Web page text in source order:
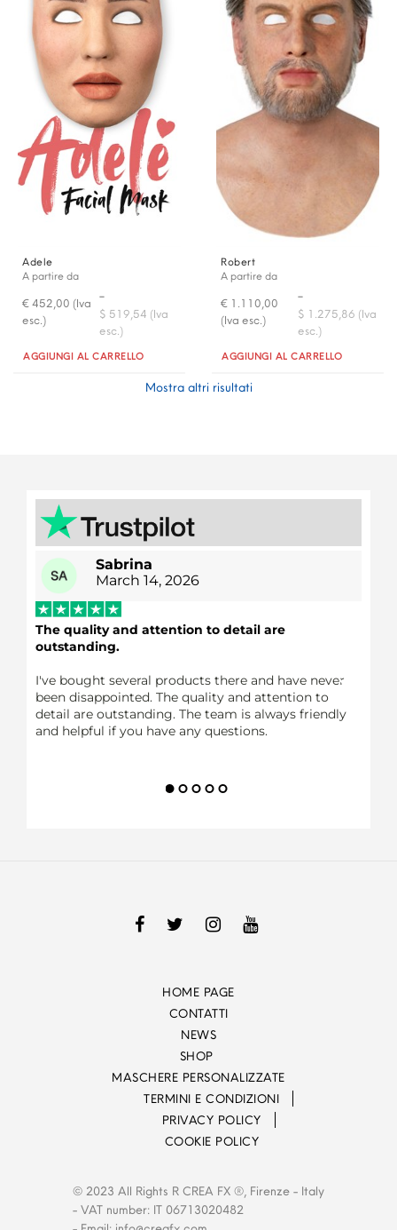
Adele
A partire da
€ 452,00 (Iva
esc.)
-
$ 519,54 (Iva
esc.)
Quantità
AGGIUNGI AL CARRELLO
Robert
A partire da
€ 1.110,00
(Iva esc.)
-
$ 1.275,86 (Iva
esc.)
Quantità
AGGIUNGI AL CARRELLO
Mostra altri risultati
HOME PAGE
CONTATTI
NEWS
SHOP
MASCHERE PERSONALIZZATE
TERMINI E CONDIZIONI
PRIVACY POLICY
COOKIE POLICY
© 2023 All Rights R CREA FX ®, Firenze - Italy
- VAT number: IT 06713020482